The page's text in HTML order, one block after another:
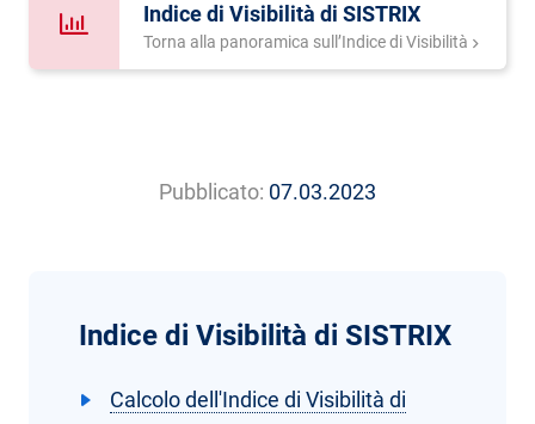
Indice di Visibilità di SISTRIX
Torna alla panoramica sull’Indice di Visibilità
Pubblicato: 07.03.2023
Indice di Visibilità di SISTRIX
Calcolo dell'Indice di Visibilità di